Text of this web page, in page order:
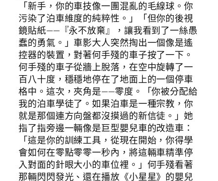
「新手，你的車技像一團混亂的毛線球。你
污染了泊車維度的純粹性。」「但你的後視
鏡貼紙——『永不放棄』，讓我看到了一絲愚
蠢的勇氣。」車影大人突然掏出一個像是遙
控器的裝置，對著何手殘的車子按了一下。
何手殘的車子從牆上脫落，在空中旋轉了一
百八十度，穩穩地停在了地面上的一個停車
格中。這次，夾角是——零度。「你被分配給
我的泊車學徒了。如果泊車是一種宗教，你
就是那個連方向盤都沒摸過的新信徒。」她
指了指旁邊一輛像是巨型嬰兒車的改造車：
「這是你的訓練工具，從現在開始，你得學
會如何在零點零零一秒內，將這輛車精準停
入對面的針眼大小的車位裡。」何手殘看著
那輛閃閃發光、還在播放《小星星》的嬰兒